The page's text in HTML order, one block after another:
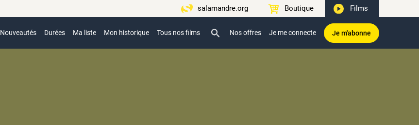
salamandre.org Boutique Films
Nouveautés Durées Ma liste Mon historique Tous nos films Nos offres Je me connecte Je m'abonne